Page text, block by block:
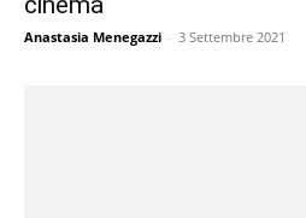
Anastasia Menegazzi - 3 Settembre 2021